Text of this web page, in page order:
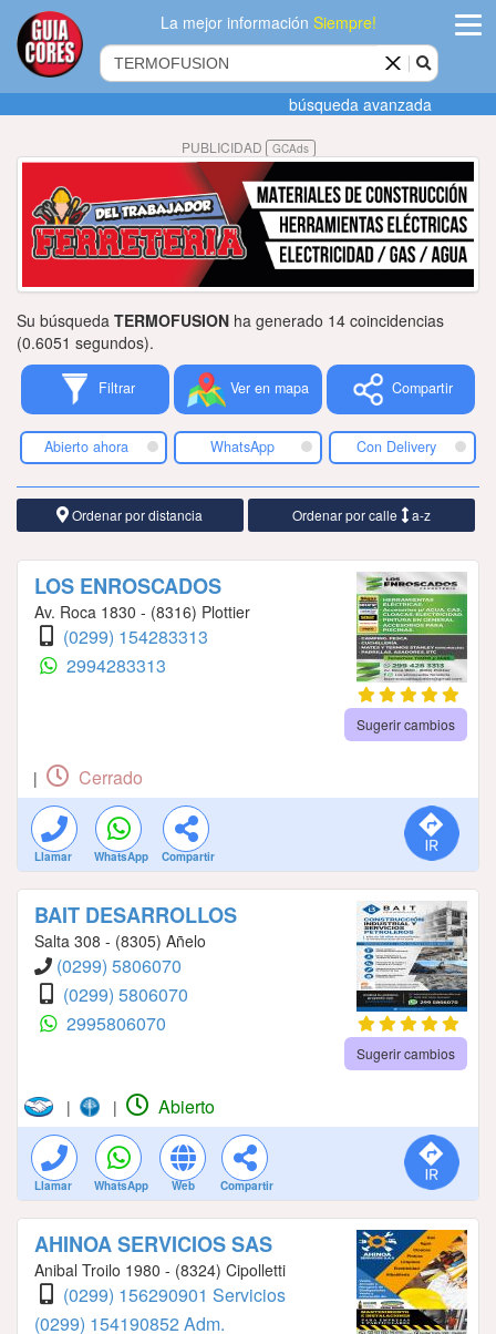
La mejor informaciónSiempre!
Agregar
empresa
Actualizar
datos
Publicidad
Tiendacores
Contactenos
búsqueda avanzada
PUBLICIDAD GCAds
Su búsqueda TERMOFUSION ha generado 14 coincidencias
(0.6051 segundos).
Filtrar Ver en mapa Compartir
Abierto ahora WhatsApp Con Delivery
Ordenar por distancia Ordenar por calle a-z
LOS ENROSCADOS
Av. Roca 1830 - (8316) Plottier
(0299) 154283313
2994283313
Sugerir cambios
| Cerrado
Llamar WhatsApp Compartir
BAIT DESARROLLOS
Salta 308 - (8305) Añelo
(0299) 5806070
(0299) 5806070
2995806070
Sugerir cambios
| | Abierto
Llamar WhatsApp Web Compartir
AHINOA SERVICIOS SAS
Anibal Troilo 1980 - (8324) Cipolletti
(0299) 156290901 Servicios
(0299) 154190852 Adm.